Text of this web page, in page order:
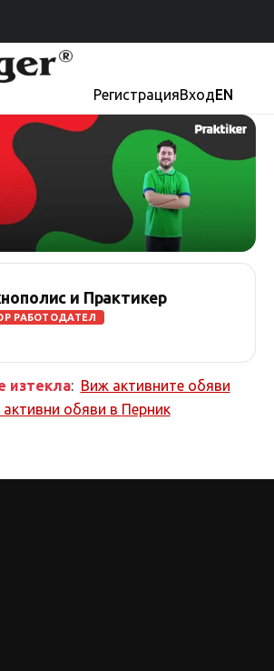
РегистрацияВходEN
и Практикер
РАБОТОДАТЕЛ
изтекла: Виж активните обяви
обяви в Перник